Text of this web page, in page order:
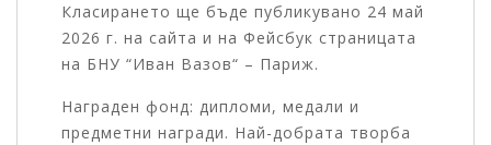
Класирането ще бъде публикувано 24 май
2026 г. на сайта и на Фейсбук страницата
на БНУ “Иван Вазов“ – Париж.
Награден фонд: дипломи, медали и
предметни награди. Най-добрата творба